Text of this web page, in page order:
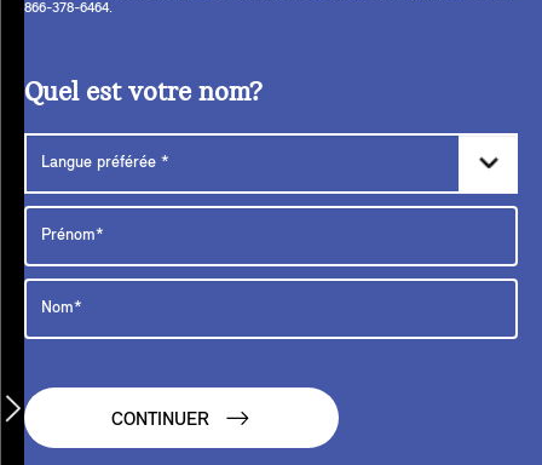
866-378-6464.
Quel est votre nom?
CONTINUER